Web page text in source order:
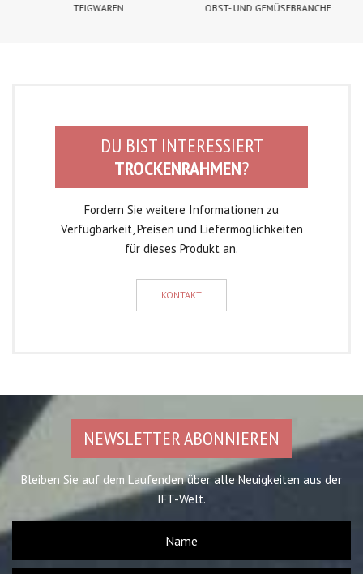
TEIGWAREN OBST- UND GEMÜSEBRANCHE
DU BIST INTERESSIERT
TROCKENRAHMEN?
Fordern Sie weitere Informationen zu
Verfügbarkeit, Preisen und Liefermöglichkeiten
für dieses Produkt an.
KONTAKT
NEWSLETTER ABONNIEREN
Bleiben Sie auf dem Laufenden über alle Neuigkeiten aus der
IFT-Welt.